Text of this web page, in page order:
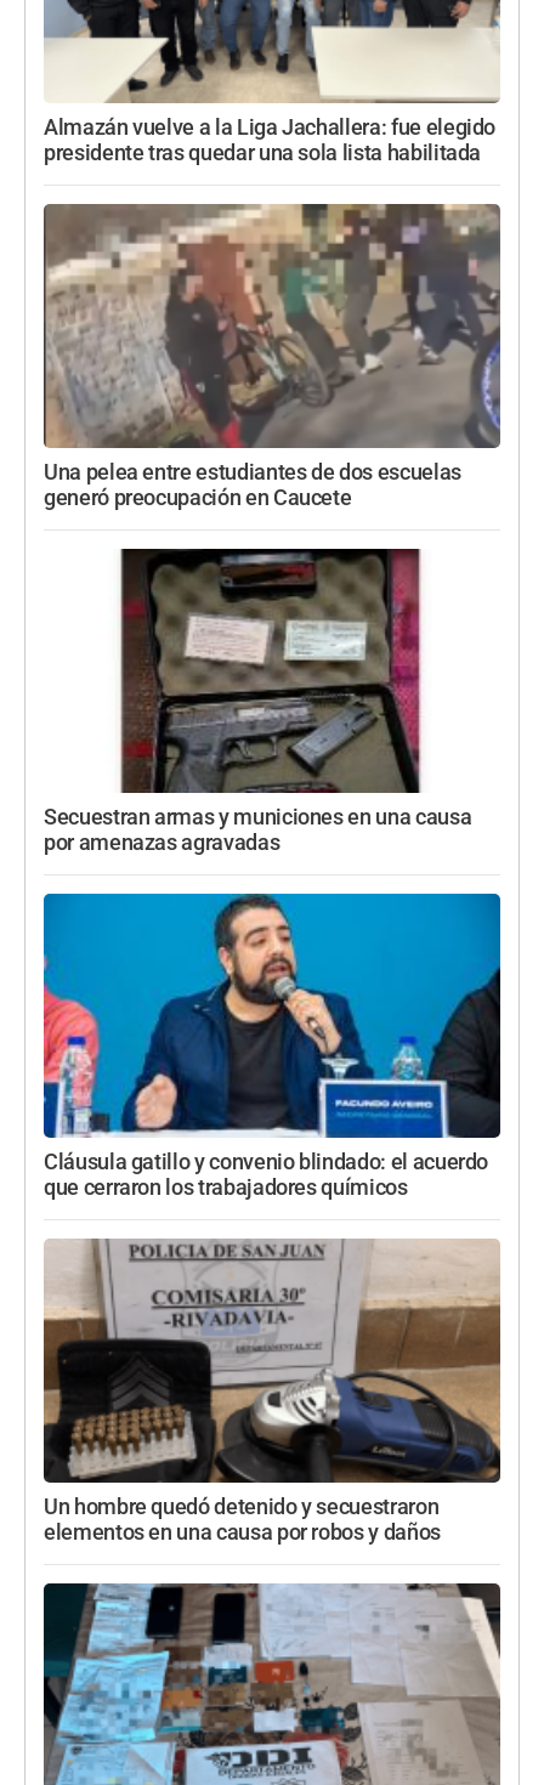
Almazán vuelve a la Liga Jachallera: fue elegido
presidente tras quedar una sola lista habilitada
Una pelea entre estudiantes de dos escuelas
generó preocupación en Caucete
Secuestran armas y municiones en una causa
por amenazas agravadas
Cláusula gatillo y convenio blindado: el acuerdo
que cerraron los trabajadores químicos
Un hombre quedó detenido y secuestraron
elementos en una causa por robos y daños